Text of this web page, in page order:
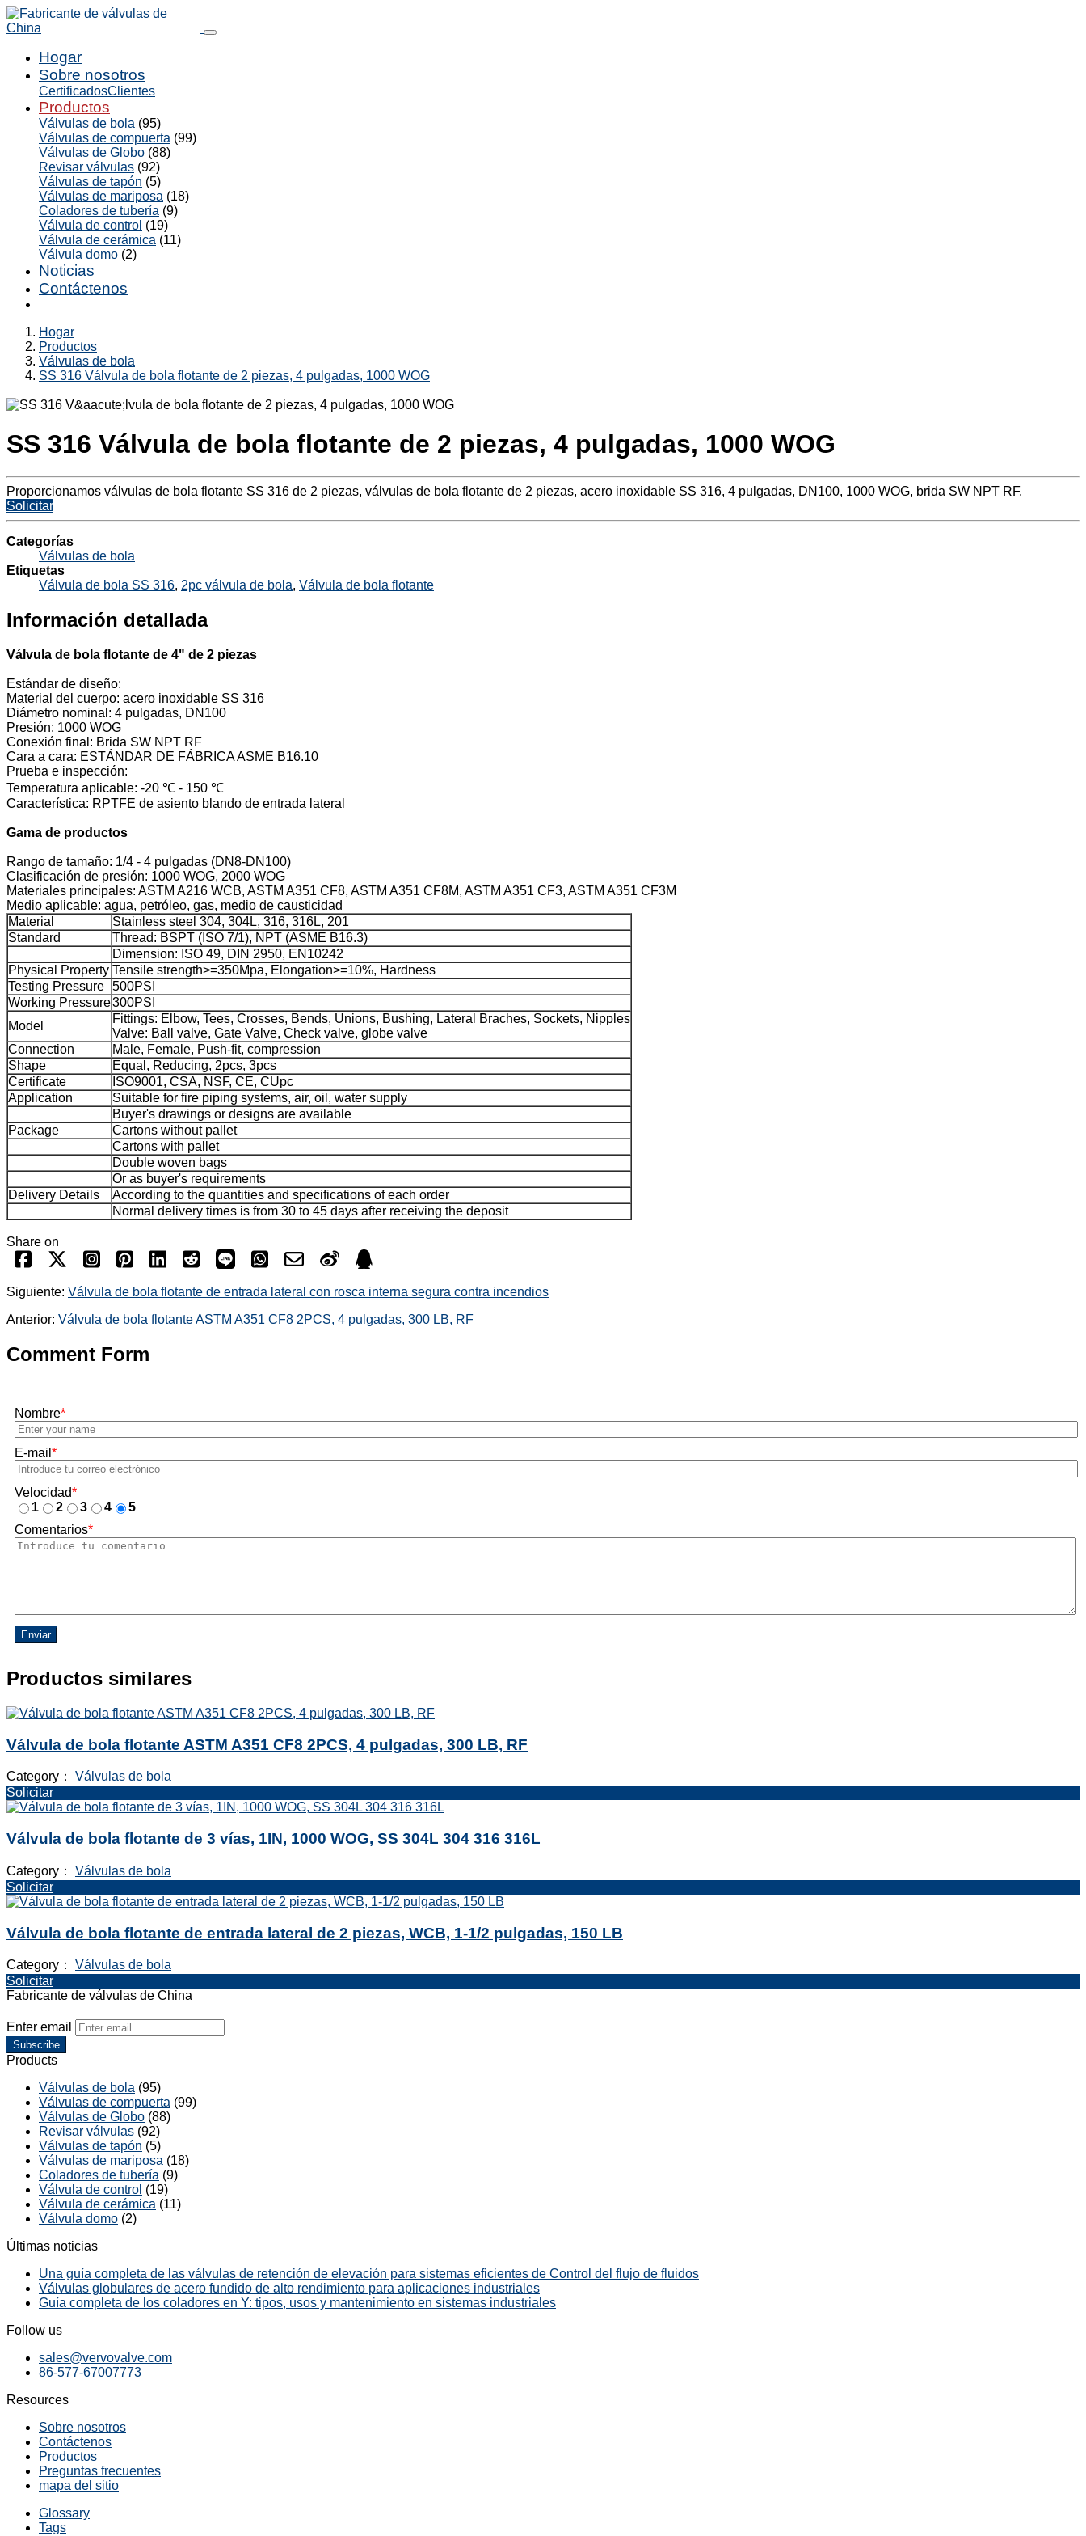
Hogar
Sobre nosotros
CertificadosClientes
Productos
Válvulas de bola (95)
Válvulas de compuerta (99)
Válvulas de Globo (88)
Revisar válvulas (92)
Válvulas de tapón (5)
Válvulas de mariposa (18)
Coladores de tubería (9)
Válvula de control (19)
Válvula de cerámica (11)
Válvula domo (2)
Noticias
Contáctenos
Hogar
Productos
Válvulas de bola
SS 316 Válvula de bola flotante de 2 piezas, 4 pulgadas, 1000 WOG
SS 316 Válvula de bola flotante de 2 piezas, 4 pulgadas, 1000 WOG
Proporcionamos válvulas de bola flotante SS 316 de 2 piezas, válvulas de bola flotante de 2 piezas, acero inoxidable SS 316, 4 pulgadas, DN100, 1000 WOG, brida SW NPT RF.
Solicitar
Categorías
Válvulas de bola
Etiquetas
Válvula de bola SS 316, 2pc válvula de bola, Válvula de bola flotante
Información detallada
Válvula de bola flotante de 4" de 2 piezas
Estándar de diseño:
Material del cuerpo: acero inoxidable SS 316
Diámetro nominal: 4 pulgadas, DN100
Presión: 1000 WOG
Conexión final: Brida SW NPT RF
Cara a cara: ESTÁNDAR DE FÁBRICA ASME B16.10
Prueba e inspección:
Temperatura aplicable: -20 ℃ - 150 ℃
Característica: RPTFE de asiento blando de entrada lateral
Gama de productos
Rango de tamaño: 1/4 - 4 pulgadas (DN8-DN100)
Clasificación de presión: 1000 WOG, 2000 WOG
Materiales principales: ASTM A216 WCB, ASTM A351 CF8, ASTM A351 CF8M, ASTM A351 CF3, ASTM A351 CF3M
Medio aplicable: agua, petróleo, gas, medio de causticidad
Material
Stainless steel 304, 304L, 316, 316L, 201
Standard
Thread: BSPT (ISO 7/1), NPT (ASME B16.3)
Dimension: ISO 49, DIN 2950, EN10242
Physical Property Tensile strength>=350Mpa, Elongation>=10%, Hardness
Testing Pressure 500PSI
Working Pressure300PSI
Model
Fittings: Elbow, Tees, Crosses, Bends, Unions, Bushing, Lateral Braches, Sockets, Nipples
Valve: Ball valve, Gate Valve, Check valve, globe valve
Connection
Male, Female, Push-fit, compression
Shape
Equal, Reducing, 2pcs, 3pcs
Certificate
ISO9001, CSA, NSF, CE, CUpc
Application
Suitable for fire piping systems, air, oil, water supply
Buyer's drawings or designs are available
Package
Cartons without pallet
Cartons with pallet
Double woven bags
Or as buyer's requirements
Delivery Details
According to the quantities and specifications of each order
Normal delivery times is from 30 to 45 days after receiving the deposit
Share on
Siguiente: Válvula de bola flotante de entrada lateral con rosca interna segura contra incendios
Anterior: Válvula de bola flotante ASTM A351 CF8 2PCS, 4 pulgadas, 300 LB, RF
Comment Form
Nombre*
E-mail *
Velocidad*
1
2 3 4
5
Comentarios*
Enviar
Productos similares
Válvula de bola flotante ASTM A351 CF8 2PCS, 4 pulgadas, 300 LB, RF
Category： Válvulas de bola
Solicitar
Válvula de bola flotante de 3 vías, 1IN, 1000 WOG, SS 304L 304 316 316L
Category： Válvulas de bola
Solicitar
Válvula de bola flotante de entrada lateral de 2 piezas, WCB, 1-1/2 pulgadas, 150 LB
Category： Válvulas de bola
Solicitar
Fabricante de válvulas de China
Enter email
Subscribe
Products
Válvulas de bola (95)
Válvulas de compuerta (99)
Válvulas de Globo (88)
Revisar válvulas (92)
Válvulas de tapón (5)
Válvulas de mariposa (18)
Coladores de tubería (9)
Válvula de control (19)
Válvula de cerámica (11)
Válvula domo (2)
Últimas noticias
Una guía completa de las válvulas de retención de elevación para sistemas eficientes de Control del flujo de fluidos
Válvulas globulares de acero fundido de alto rendimiento para aplicaciones industriales
Guía completa de los coladores en Y: tipos, usos y mantenimiento en sistemas industriales
Follow us
sales@vervovalve.com
86-577-67007773
Resources
Sobre nosotros
Contáctenos
Productos
Preguntas frecuentes
mapa del sitio
Glossary
Tags